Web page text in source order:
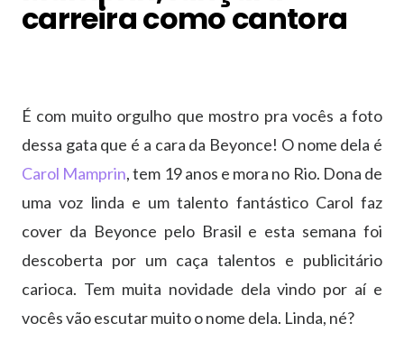
carreira como cantora
É com muito orgulho que mostro pra vocês a foto
dessa gata que é a cara da Beyonce! O nome dela é
Carol Mamprin, tem 19 anos e mora no Rio. Dona de
uma voz linda e um talento fantástico Carol faz
cover da Beyonce pelo Brasil e esta semana foi
descoberta por um caça talentos e publicitário
carioca. Tem muita novidade dela vindo por aí e
vocês vão escutar muito o nome dela. Linda, né?